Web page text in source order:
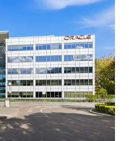
connectivity
light and flexible floor
appeal
significant development
strategic optionality
potential supported by
precinct's development
most tightly held data
underpinning strong land